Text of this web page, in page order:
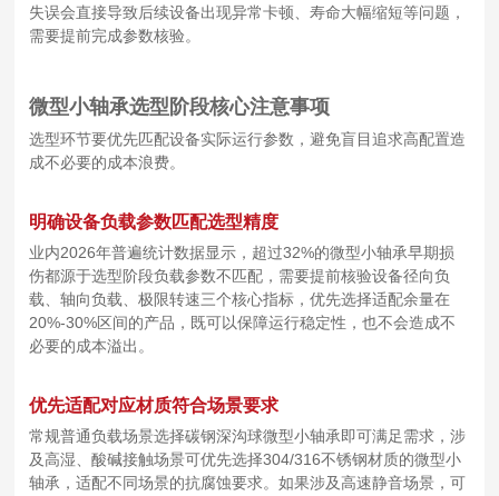
失误会直接导致后续设备出现异常卡顿、寿命大幅缩短等问题，
需要提前完成参数核验。
微型小轴承选型阶段核心注意事项
选型环节要优先匹配设备实际运行参数，避免盲目追求高配置造
成不必要的成本浪费。
明确设备负载参数匹配选型精度
业内2026年普遍统计数据显示，超过32%的微型小轴承早期损
伤都源于选型阶段负载参数不匹配，需要提前核验设备径向负
载、轴向负载、极限转速三个核心指标，优先选择适配余量在
20%-30%区间的产品，既可以保障运行稳定性，也不会造成不
必要的成本溢出。
优先适配对应材质符合场景要求
常规普通负载场景选择碳钢深沟球微型小轴承即可满足需求，涉
及高湿、酸碱接触场景可优先选择304/316不锈钢材质的微型小
轴承，适配不同场景的抗腐蚀要求。如果涉及高速静音场景，可